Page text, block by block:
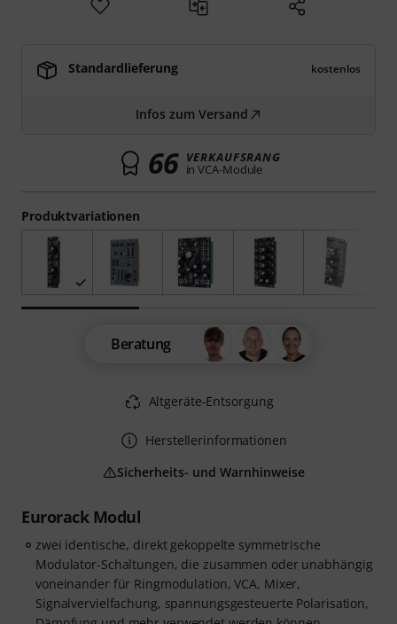
Eurorack Modul
zwei identische, direkt gekoppelte symmetrische
Modulator-Schaltungen, die zusammen oder unabhängig
voneinander für Ringmodulation, VCA, Mixer,
Signalvervielfachung, spannungsgesteuerte Polarisation,
Produktvariationen
Standardlieferung kostenlos
Infos zum Versand
66 VERKAUFSRANG
in VCA-Module
Beratung
Altgeräte-Entsorgung
Herstellerinformationen
Sicherheits- und Warnhinweise